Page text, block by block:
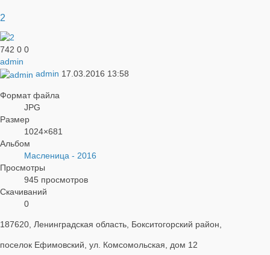
2
742 0 0
admin
admin 17.03.2016 13:58
Формат файла
JPG
Размер
1024×681
Альбом
Масленица - 2016
Просмотры
945 просмотров
Скачиваний
0
187620, Ленинградская область, Бокситогорский район,
поселок Ефимовский, ул. Комсомольская, дом 12